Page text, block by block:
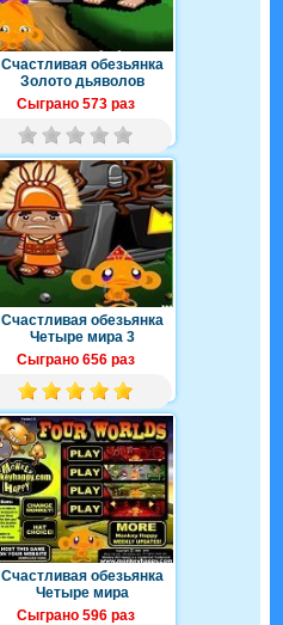
Счастливая обезьянка
Золото дьяволов
Сыграно 573 раз
Счастливая обезьянка
Четыре мира 3
Сыграно 656 раз
Счастливая обезьянка
Четыре мира
Сыграно 596 раз